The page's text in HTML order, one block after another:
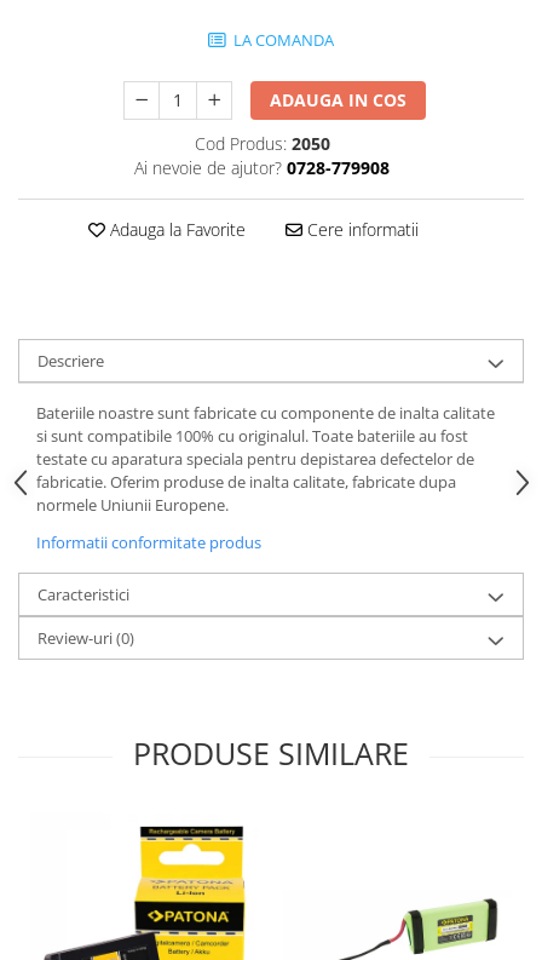
Camere video
Telefoane mobile
Produse de bucatarie kjøk
Accesorii kjøk
Cutite kjøk
Pachete Promo
Incarcatoare & acumulatori
E14
E27
Blițuri și lumini foto/video
Telefoane mobile
Telefoane mobile
Custi aparate foto-video
Incarcatoare auto
Telefoane mobile
LA COMANDA
ADAUGA IN COS
Cod Produs: 2050
Ai nevoie de ajutor? 0728-779908
Adauga la Favorite Cere informatii
Descriere
Bateriile noastre sunt fabricate cu componente de inalta calitate
si sunt compatibile 100% cu originalul. Toate bateriile au fost
testate cu aparatura speciala pentru depistarea defectelor de
fabricatie. Oferim produse de inalta calitate, fabricate dupa
normele Uniunii Europene.
Informatii conformitate produs
Caracteristici
Review-uri(0)
PRODUSE SIMILARE